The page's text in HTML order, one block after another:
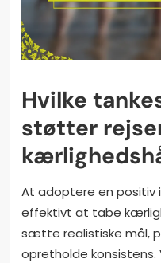
Hvilke
støtter
At adoptere en positiv
effektivt at tabe
sætte realistiske mål,
opretholde konsistens.